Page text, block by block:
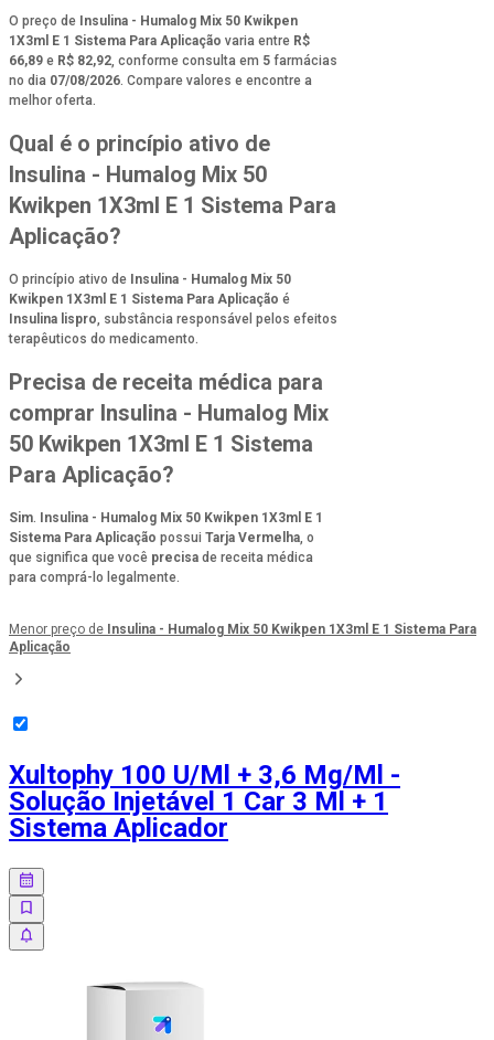
O preço de Insulina - Humalog Mix 50 Kwikpen
1X3ml E 1 Sistema Para Aplicação varia entre R$
66,89 e R$ 82,92 , conforme consulta em 5 farmácias
no dia 07/08/2026 . Compare valores e encontre a
melhor oferta.
Qual é o princípio ativo de
Insulina - Humalog Mix 50
Kwikpen 1X3ml E 1 Sistema Para
Aplicação?
O princípio ativo de Insulina - Humalog Mix 50
Kwikpen 1X3ml E 1 Sistema Para Aplicação é
Insulina lispro , substância responsável pelos efeitos
terapêuticos do medicamento.
Precisa de receita médica para
comprar Insulina - Humalog Mix
50 Kwikpen 1X3ml E 1 Sistema
Para Aplicação?
Sim Insulina - Humalog Mix 50 Kwikpen 1X3ml E 1
Sistema Para Aplicação possui Tarja Vermelha , o
que significa que você precisa de receita médica
para comprá-lo legalmente.
Menor preço de Insulina - Humalog Mix 50 Kwikpen 1X3ml E 1 Sistema Para
Aplicação
Xultophy 100 U/Ml + 3,6 Mg/Ml -
Solução Injetável 1 Car 3 Ml + 1
Sistema Aplicador